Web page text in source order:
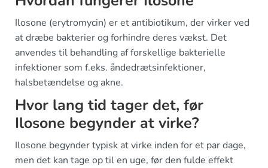
Ilosone (erytromycin) er et antibiotikum, der virker ved
at dræbe bakterier og forhindre deres vækst. Det
anvendes til behandling af forskellige bakterielle
infektioner som f.eks. åndedrætsinfektioner,
halsbetændelse og akne.
Hvor lang tid tager det, før
Ilosone begynder at virke?
Ilosone begynder typisk at virke inden for et par dage,
men det kan tage op til en uge, før den fulde effekt